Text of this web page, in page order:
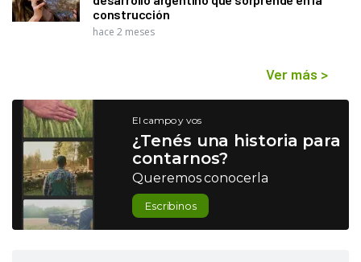
construcción
hace 2 meses
Ver más >
El campo y vos
¿Tenés una historia para
contarnos?
Queremos conocerla
Escribinos